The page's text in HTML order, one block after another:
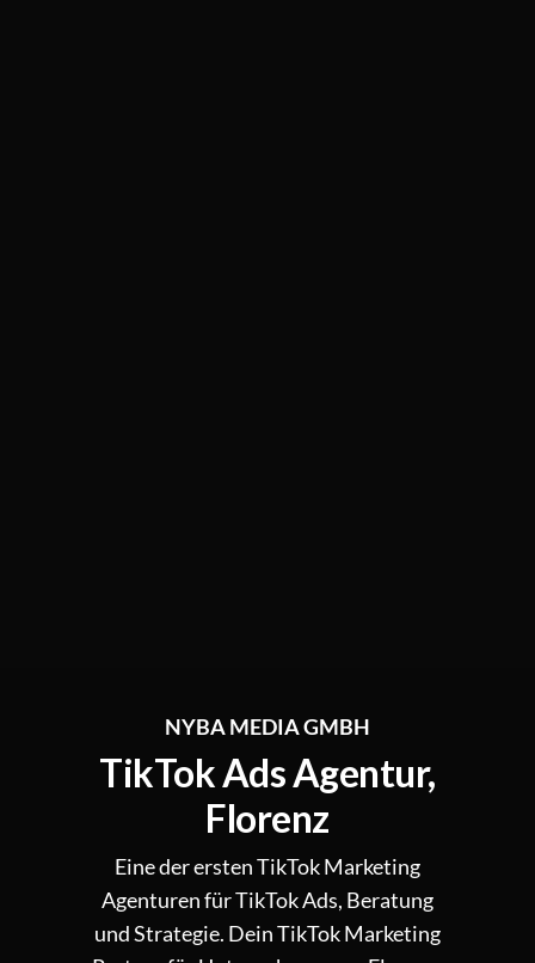
NYBA MEDIA GMBH
TikTok Ads Agentur,
Florenz
Eine der ersten TikTok Marketing
Agenturen für TikTok Ads, Beratung
und Strategie. Dein TikTok Marketing